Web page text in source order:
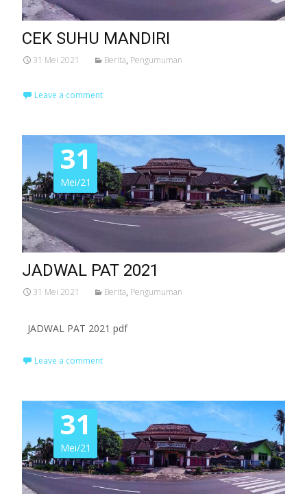
CEK SUHU MANDIRI
31 Mei 2021 Berita, Pengumuman
Leave a comment
31
Mei/21
JADWAL PAT 2021
31 Mei 2021 Berita, Pengumuman
JADWAL PAT 2021 pdf
Leave a comment
31
Mei/21